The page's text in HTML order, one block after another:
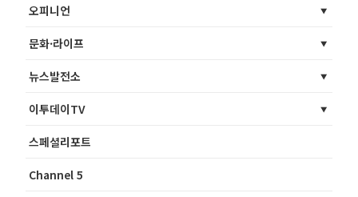
오피니언
문화·라이프
뉴스발전소
이투데이TV
스페셜리포트
Channel 5